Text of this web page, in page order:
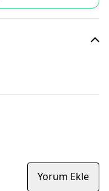
Yorum Ekle